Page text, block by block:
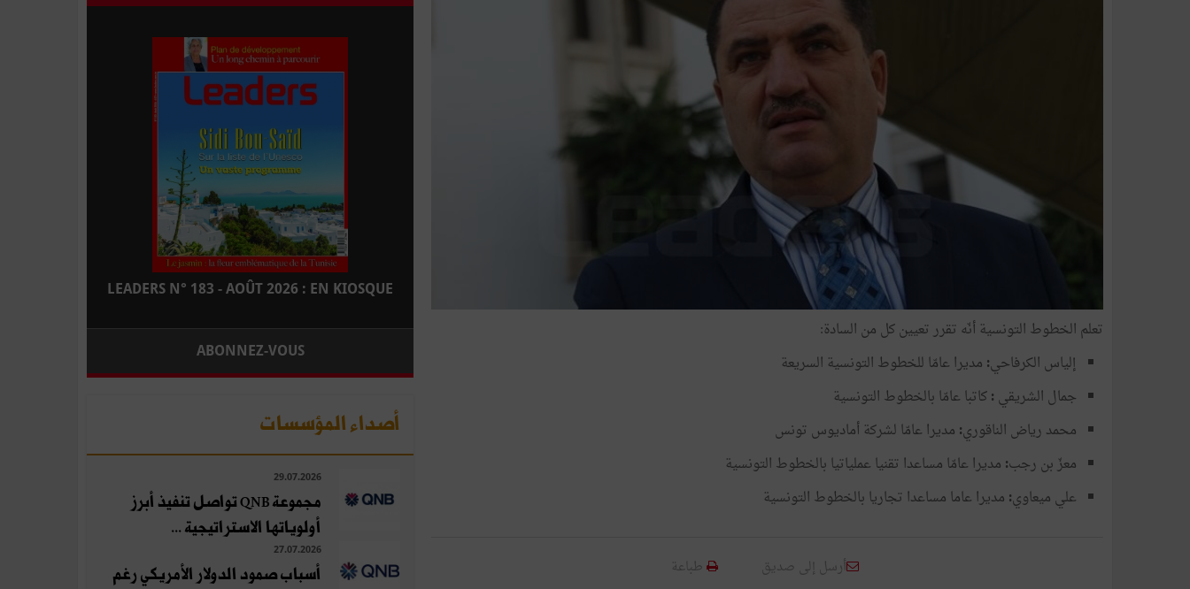
تعلم الخطوط التونسية أنّه تقرر تعيينكل من السادة:
إلياس الكرفاحي: مديرا عامّا للخطوط التونسية السريعة
جمال الشريقي : كاتبا عامّا بالخطوط التونسية
محمد رياض الناقوري: مديرا عامّا لشركة أماديوس تونس
معزّبن رجب: مديرا عامّا مساعدا تقنيا عملياتيا بالخطوط التونسية
علي ميعاوي: مديرا عاما مساعدا تجاريا بالخطوط التونسية
أرسل إلى صديق طباعة
LEADERS N° 183 - AOÛT 2026 : EN KIOSQUE
ABONNEZ-VOUS
أصداء المؤسسات
29.07.2026
مجموعة QNB تواصل تنفيذ أبرز
أولوياتها الاستراتيجية ...
27.07.2026
أسباب صمود الدولار الأمريكي رغم